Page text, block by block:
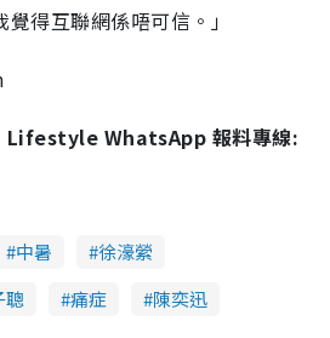
得互聯網係唔可信。」
Lifestyle WhatsApp 報料專線:
中暑
徐濠縈
聰 痛症
陳奕迅